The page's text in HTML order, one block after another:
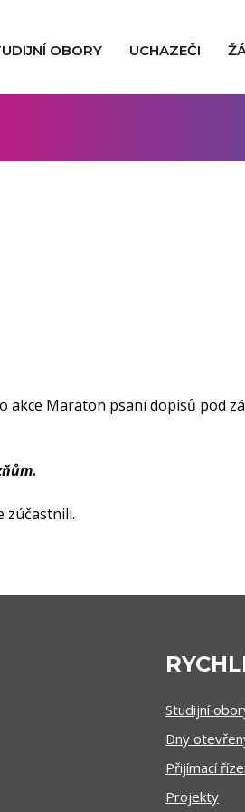
OBORY UCHAZEČI
akce Maraton psaní dopisů pod
zúčastnili.
Studijní
Dny
Přijímací
Projekty